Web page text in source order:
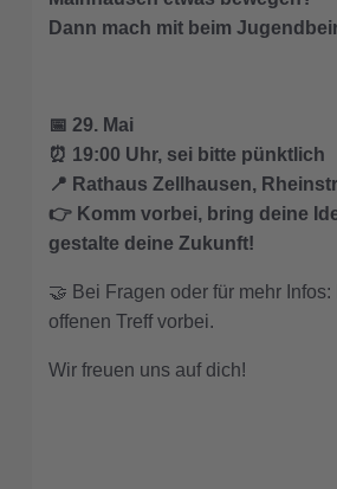
Dann mach mit beim
📅 29. Mai
⏰ 19:00 Uhr, sei bitte pünktlich
📍 Rathaus Zellhausen,
👉 Komm vorbei, bring deine
gestalte deine Zukunft!
🤝 Bei Fragen oder für mehr Infos:
offenen Treff vorbei.
Wir freuen uns auf dich!